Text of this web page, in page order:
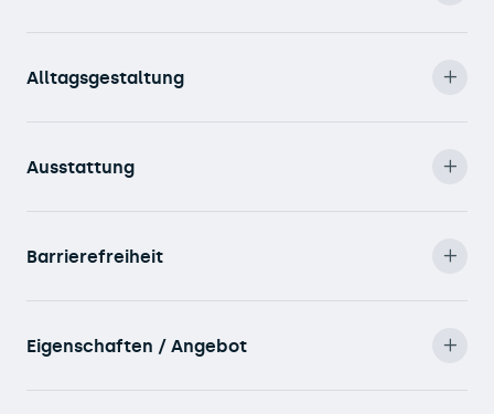
Alltagsgestaltung
Ausstattung
Barrierefreiheit
Eigenschaften / Angebot